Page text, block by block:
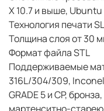
X 10.7 и выше,
Технология печати
Толщина слоя от 30
Формат файла STL
Поддерживаемые
316L/304/309,
GRADE 5 и CP,